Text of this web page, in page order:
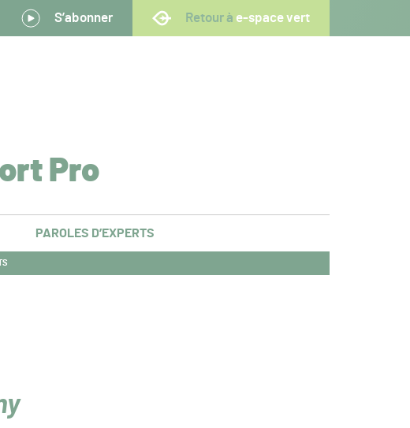
S’abonner Retour à e-space vert
Pro
PAROLES D’EXPERTS